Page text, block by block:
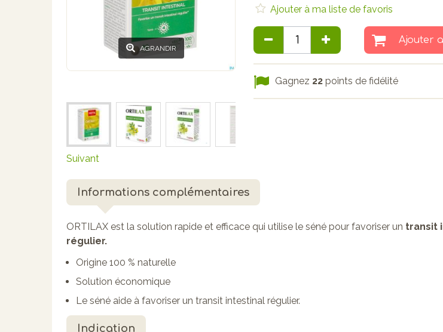
AGRANDIR
Suivant
Ajouter à ma liste de favoris
Ajouter
Gagnez 22 points de fidélité
Informations complémentaires
ORTILAX est la solution rapide et efficace qui utilise le séné pour favoriser un transit
régulier.
Origine 100 % naturelle
Solution économique
Le séné aide à favoriser un transit intestinal régulier.
Indication